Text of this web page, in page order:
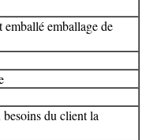
emballé emballage de
du client la